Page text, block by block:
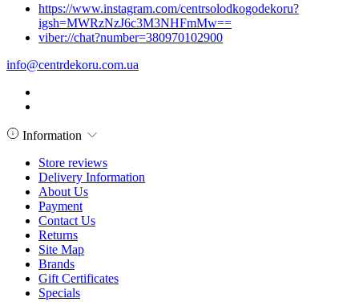
https://www.instagram.com/centrsolodkogodekoru?
igsh=MWRzNzJ6c3M3NHFmMw==
viber://chat?number=380970102900
info@centrdekoru.com.ua
Information
Store reviews
Delivery Information
About Us
Payment
Contact Us
Returns
Site Map
Brands
Gift Certificates
Specials